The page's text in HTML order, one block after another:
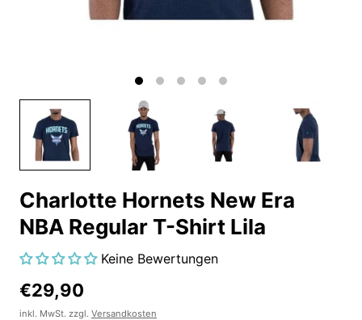
Charlotte Hornets New Era
NBA Regular T-Shirt Lila
Keine Bewertungen
€29,90
inkl. MwSt. zzgl. Versandkosten